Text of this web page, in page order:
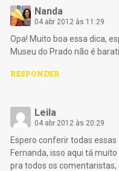
Nanda
04 abr 2012 às 11:29
Opa! Muito boa essa dica,
Museu do Prado não é
RESPONDER
Leila
04 abr 2012 às 20:29
Espero conferir todas essas
Fernanda, isso aqui tá muito
pra todos os